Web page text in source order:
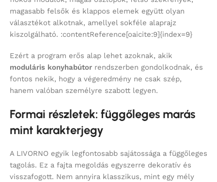
magasabb felsők és klappos elemek együtt olyan
választékot alkotnak, amellyel sokféle alaprajz
kiszolgálható. :contentReference[oaicite:9]{index=9}
Ezért a program erős alap lehet azoknak, akik
moduláris konyhabútor rendszerben gondolkodnak, és
fontos nekik, hogy a végeredmény ne csak szép,
hanem valóban személyre szabott legyen.
Formai részletek: függőleges marás
mint karakterjegy
A LIVORNO egyik legfontosabb sajátossága a függőleges
tagolás. Ez a fajta megoldás egyszerre dekoratív és
visszafogott. Nem annyira klasszikus, mint egy mély